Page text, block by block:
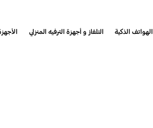
الهواتف الذكية التلفاز و أجهزة الترفيه المنزلي